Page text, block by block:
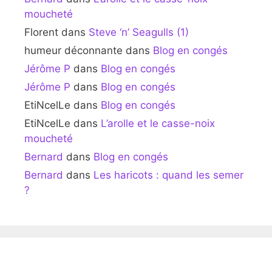
moucheté
Florent dans Steve ‘n’ Seagulls (1)
humeur déconnante dans Blog en congés
Jérôme P dans Blog en congés
Jérôme P dans Blog en congés
EtiNcelLe dans Blog en congés
EtiNcelLe dans L’arolle et le casse-noix
moucheté
Bernard dans Blog en congés
Bernard dans Les haricots : quand les semer
?